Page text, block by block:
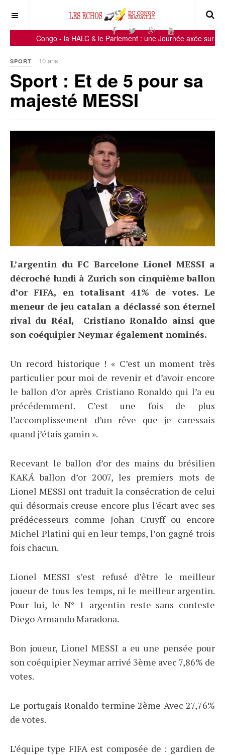
Congo - la HALC & le Parlement : une Journée axée sur
SPORT 10 ans
Sport : Et de 5 pour sa
majesté MESSI
L’argentin du FC Barcelone Lionel MESSI a
décroché lundi à Zurich son cinquième ballon
d’or FIFA, en totalisant 41% de votes. Le
meneur de jeu catalan a déclassé son éternel
rival du Réal, Cristiano Ronaldo ainsi que
son coéquipier Neymar également nominés.
Un record historique ! « C’est un moment très
particulier pour moi de revenir et d’avoir encore
le ballon d’or après Cristiano Ronaldo qui l’a eu
précédemment. C’est une fois de plus
l’accomplissement d’un rêve que je caressais
quand j’étais gamin ».
Recevant le ballon d’or des mains du brésilien
KAKÁ ballon d’or 2007, les premiers mots de
Lionel MESSI ont traduit la consécration de celui
qui désormais creuse encore plus l'écart avec ses
prédécesseurs comme Johan Cruyff ou encore
Michel Platini qui en leur temps, l’on gagné trois
fois chacun.
Lionel MESSI s’est refusé d’être le meilleur
joueur de tous les temps, ni le meilleur argentin.
Pour lui, le N° 1 argentin reste sans conteste
Diego Armando Maradona.
Bon joueur, Lionel MESSI a eu une pensée pour
son coéquipier Neymar arrivé 3ème avec 7,86% de
votes.
Le portugais Ronaldo termine 2ème Avec 27,76%
de votes.
L’équipe type FIFA est composée de : gardien de